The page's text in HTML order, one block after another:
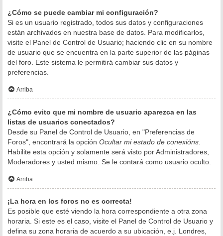
¿Cómo se puede cambiar mi configuración?
Si es un usuario registrado, todos sus datos y configuraciones
están archivados en nuestra base de datos. Para modificarlos,
visite el Panel de Control de Usuario; haciendo clic en su nombre
de usuario que se encuentra en la parte superior de las páginas
del foro. Este sistema le permitirá cambiar sus datos y
preferencias.
Arriba
¿Cómo evito que mi nombre de usuario aparezca en las
listas de usuarios conectados?
Desde su Panel de Control de Usuario, en "Preferencias de
Foros", encontrará la opción Ocultar mi estado de conexións
Habilite esta opción y solamente será visto por Administradores,
Moderadores y usted mismo. Se le contará como usuario oculto.
Arriba
¡La hora en los foros no es correcta!
Es posible que esté viendo la hora correspondiente a otra zona
horaria. Si este es el caso, visite el Panel de Control de Usuario y
defina su zona horaria de acuerdo a su ubicación, e.j. Londres,